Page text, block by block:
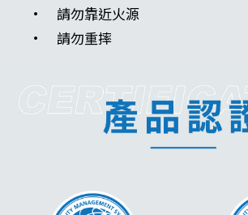
請勿靠近火源
請勿重摔